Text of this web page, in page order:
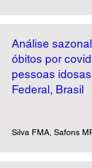
Análise
óbitos por
pessoas
Federal, Brasil
Silva FMA, Safons